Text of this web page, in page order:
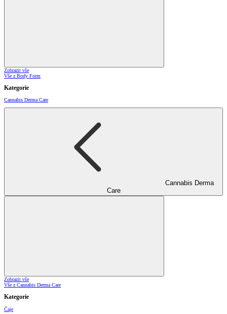
Zobrazit vše
Vše z Body Form
Kategorie
Cannabis Derma Care
Cannabis Derma
Care
Zobrazit vše
Vše z Cannabis Derma Care
Kategorie
Čaje